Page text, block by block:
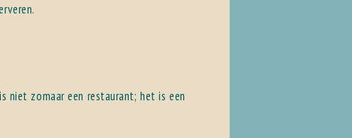
niet zomaar een restaurant; het is een